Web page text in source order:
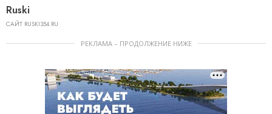
Ruski
САЙТ RUSKI354.RU
РЕКЛАМА – ПРОДОЛЖЕНИЕ НИЖЕ